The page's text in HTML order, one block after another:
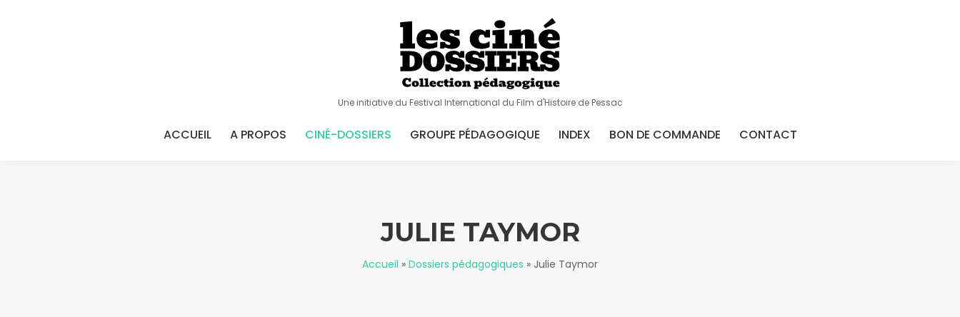
Une initiative du Festival International du Film d'Histoire de Pessac
ACCUEIL A PROPOS CINÉ-DOSSIERS GROUPE PÉDAGOGIQUE INDEX BON DE COMMANDE CONTACT
JULIE TAYMOR
Accueil » Dossiers pédagogiques » Julie Taymor